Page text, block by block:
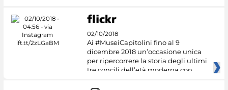
02/10/2018
Ai #MuseiCapitolini fino al 9
dicembre 2018 un’occasione unica
per ripercorrere la storia degli ultimi
tre concili dell’età moderna con